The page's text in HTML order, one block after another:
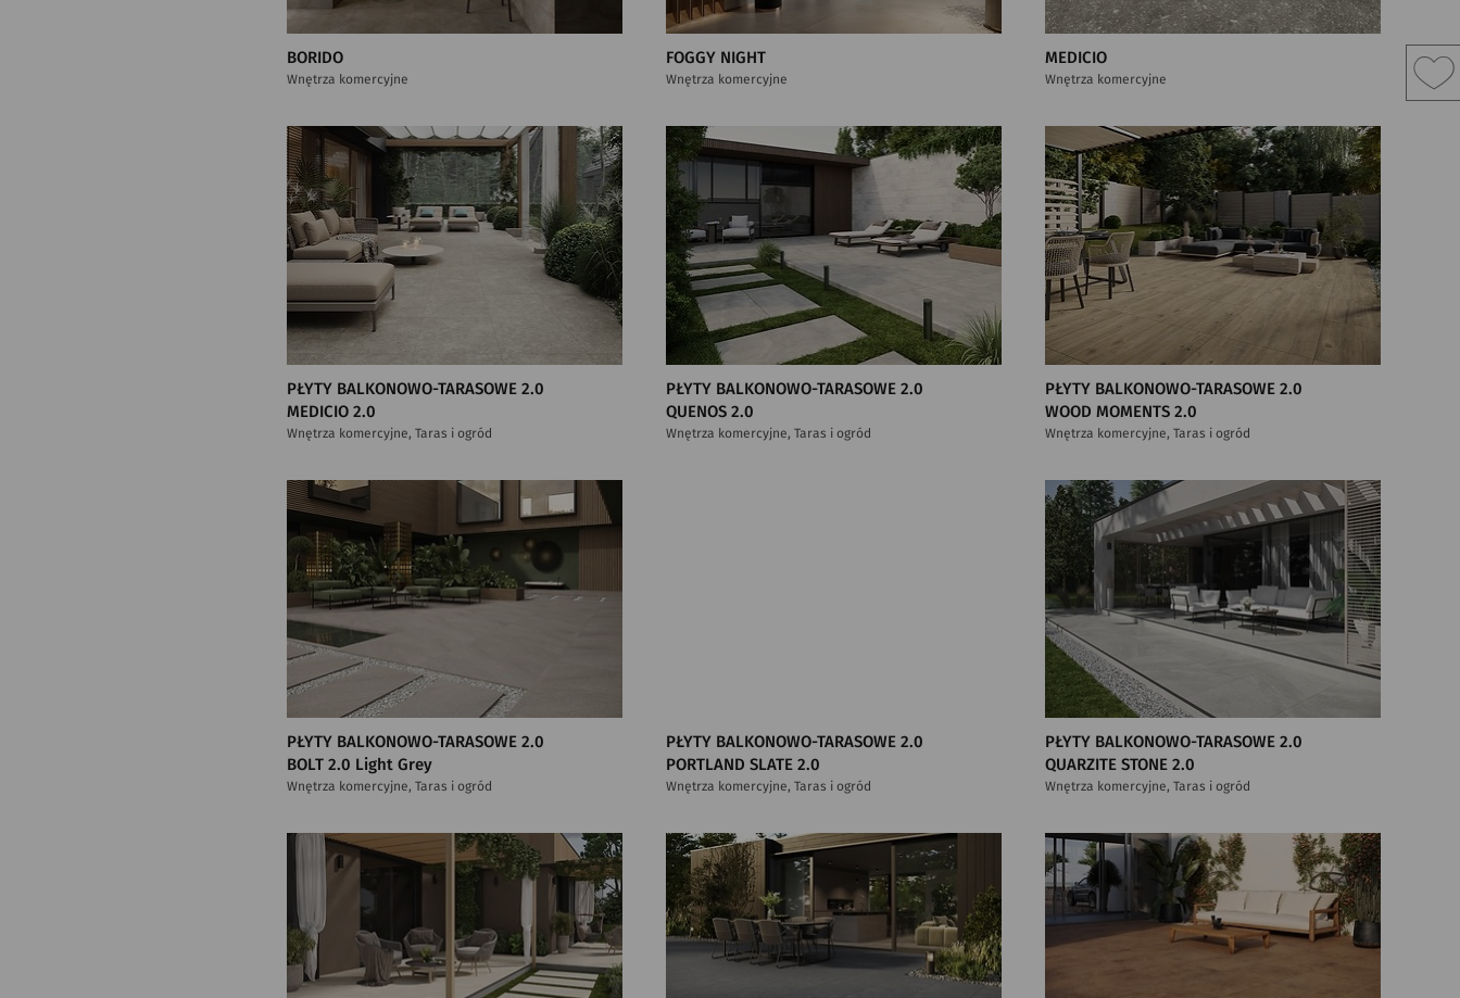
BORIDO
Wnętrza komercyjne
FOGGY NIGHT
Wnętrza komercyjne
MEDICIO
Wnętrza komercyjne
PŁYTY BALKONOWO-TARASOWE 2.0
MEDICIO 2.0
Wnętrza komercyjne, Taras i ogród
PŁYTY BALKONOWO-TARASOWE 2.0
QUENOS 2.0
Wnętrza komercyjne, Taras i ogród
PŁYTY BALKONOWO-TARASOWE 2.0
WOOD MOMENTS 2.0
Wnętrza komercyjne, Taras i ogród
PŁYTY BALKONOWO-TARASOWE 2.0
BOLT 2.0 Light Grey
Wnętrza komercyjne, Taras i ogród
PŁYTY BALKONOWO-TARASOWE 2.0
PORTLAND SLATE 2.0
Wnętrza komercyjne, Taras i ogród
PŁYTY BALKONOWO-TARASOWE 2.0
QUARZITE STONE 2.0
Wnętrza komercyjne, Taras i ogród